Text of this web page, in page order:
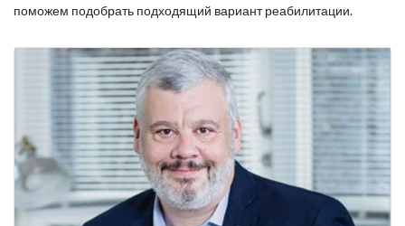
поможем подобрать подходящий вариант реабилитации.